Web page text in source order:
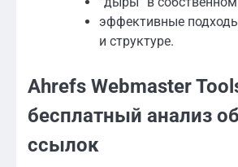
эффективные
и структуре.
Ahrefs Webmaster
бесплатный анализ
ссылок